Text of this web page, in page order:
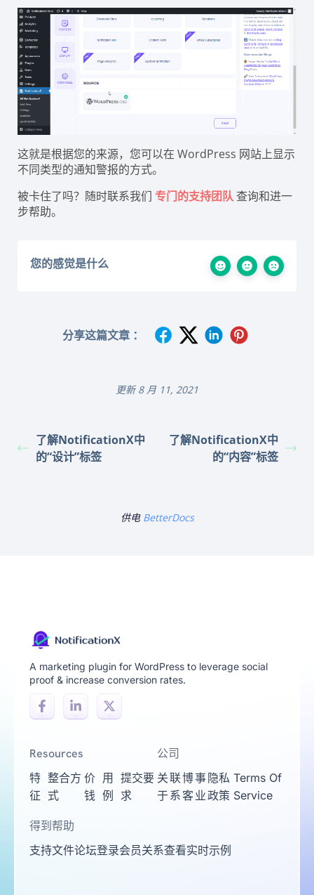
这就是根据您的来源，您可以在 WordPress 网站上显示
不同类型的通知警报的方式。
被卡住了吗？随时联系我们 专门的支持团队查询和进一
步帮助。
您的感觉是什么
分享这篇文章 ：
更新 8 月 11, 2021
了解NotificationX中
的“设计”标签
了解NotificationX中
的“内容”标签
供电 BetterDocs
A marketing plugin for WordPress to leverage social
proof & increase conversion rates.
Resources
特
征
整合方
式
价
钱
用
例
提交要
求
公司
关
于
联
系
博
客
事
业
隐私
政策
Terms Of
Service
得到帮助
支持文件论坛登录会员关系查看实时示例